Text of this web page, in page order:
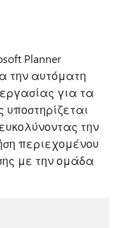
Planner
την αυτόματη
για τα
την
περιεχομένου
με την ομάδα